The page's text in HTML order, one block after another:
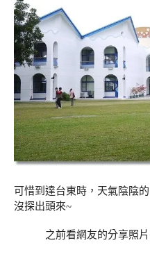
可惜到達台東時，天氣陰陰
沒探出頭來~
之前看網友的分享照